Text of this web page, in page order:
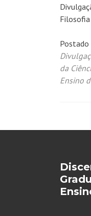
Filosofia
Postado
da
Ensino